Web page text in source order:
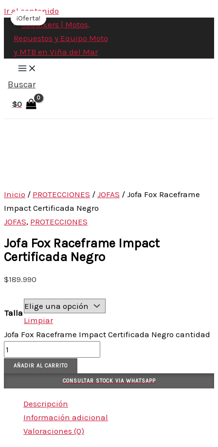
Ir al contenido
Buscar
$0
Inicio / PROTECCIONES / JOFAS / Jofa Fox Raceframe
Impact Certificada Negro
JOFAS, PROTECCIONES
Jofa Fox Raceframe Impact
Certificada Negro
$189.990
Talla
Limpiar
Jofa Fox Raceframe Impact Certificada Negro cantidad
AÑADIR AL CARRITO
CONSULTAR STOCK VIA WHATSAPP
Descripción
Información adicional
Valoraciones (0)
¡Oferta!
¡Oferta!